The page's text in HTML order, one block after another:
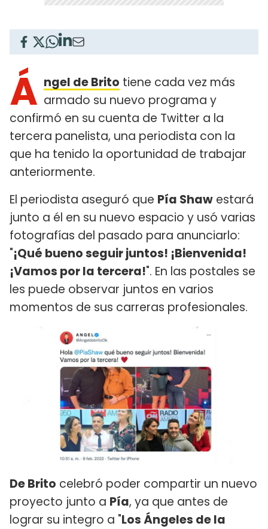
Á ngel de Brito tiene cada vez más
armado su nuevo programa y
confirmó en su cuenta de Twitter a la
tercera panelista, una periodista con la
que ha tenido la oportunidad de trabajar
anteriormente.
El periodista aseguró que Pía Shaw estará
junto a él en su nuevo espacio y usó varias
fotografías del pasado para anunciarlo:
"¡Qué bueno seguir juntos! ¡Bienvenida!
¡Vamos por la tercera!". En las postales se
les puede observar juntos en varios
momentos de sus carreras profesionales.
De Brito celebró poder compartir un nuevo
proyecto junto a Pía, ya que antes de
lograr su integro a "Los Ángeles de la